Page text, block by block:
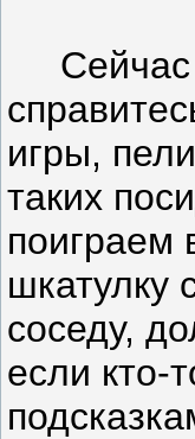
Сейчас
игры,
таких
поиграем
шкатулку
соседу,
если кто-